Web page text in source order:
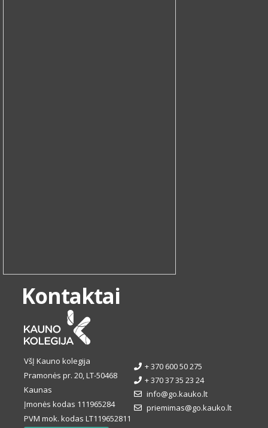
Kontaktai
VšĮ Kauno kolegija
Pramonės pr. 20, LT-50468
Kaunas
Įmonės kodas 111965284
PVM mok. kodas LT119652811
+ 370 600 50 275
+ 370 37 35 23 24
info@go.kauko.lt
priemimas@go.kauko.lt